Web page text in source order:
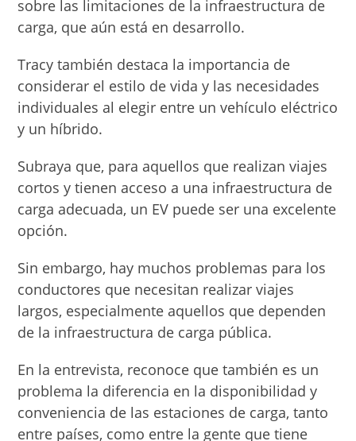
sobre las limitaciones de la infraestructura de
carga, que aún está en desarrollo.
Tracy también destaca la importancia de
considerar el estilo de vida y las necesidades
individuales al elegir entre un vehículo eléctrico
y un híbrido.
Subraya que, para aquellos que realizan viajes
cortos y tienen acceso a una infraestructura de
carga adecuada, un EV puede ser una excelente
opción.
Sin embargo, hay muchos problemas para los
conductores que necesitan realizar viajes
largos, especialmente aquellos que dependen
de la infraestructura de carga pública.
En la entrevista, reconoce que también es un
problema la diferencia en la disponibilidad y
conveniencia de las estaciones de carga, tanto
entre países, como entre la gente que tiene